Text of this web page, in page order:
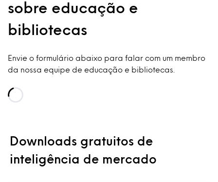
sobre educação e
bibliotecas
Envie o formulário abaixo para falar com um membro
da nossa equipe de educação e bibliotecas.
Downloads gratuitos de
inteligência de mercado